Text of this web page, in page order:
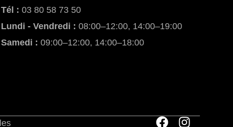
Tél : 03 80 58 73 50
Lundi - Vendredi : 08:00–12:00, 14:00–19:00
Samedi : 09:00–12:00, 14:00–18:00